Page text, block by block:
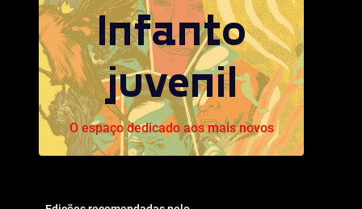
Infanto
juvenil
O espaço dedicado aos mais novos